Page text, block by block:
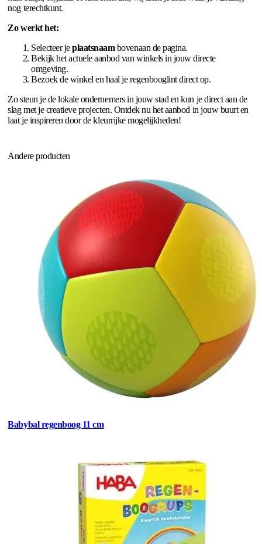
nog terechtkunt.
Zo werkt het:
Selecteer jeplaatsnaambovenaan de pagina.
Bekijk het actuele aanbod van winkels in jouw directe
omgeving.
Bezoek de winkel en haal je regenbooglint direct op.
Zo steun je de lokale ondernemers in jouw stad en kun je direct aan de
slag met je creatieve projecten. Ontdek nu het aanbod in jouw buurt en
laat je inspireren door de kleurrijke mogelijkheden!
Andere producten
Babybal regenboog 11 cm